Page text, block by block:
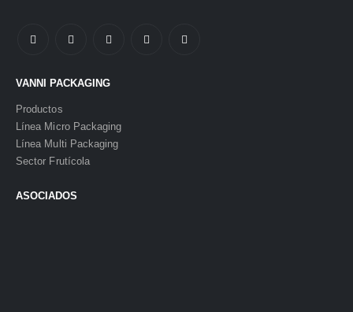
VANNI PACKAGING
Productos
Línea Micro Packaging
Línea Multi Packaging
Sector Frutícola
ASOCIADOS